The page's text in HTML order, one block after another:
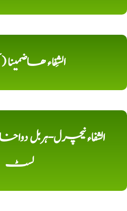
الشِفاء
الشفاء نیچرل-ہربل
لسٹ